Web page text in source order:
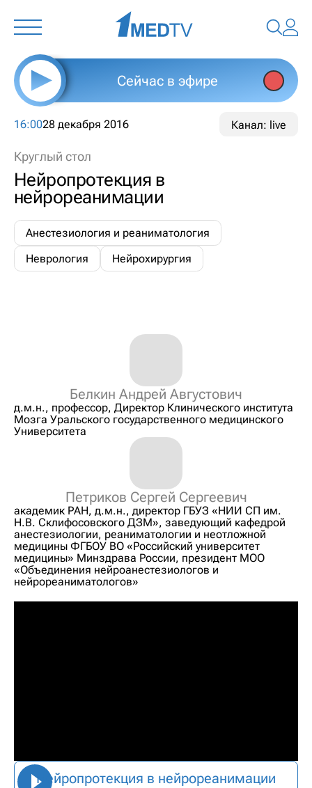
Сейчас в эфире
16:0028 декабря 2016 Канал: live
Круглый стол
Нейропротекция в
нейрореанимации
Анестезиология и реаниматология
Неврология
Нейрохирургия
Белкин Андрей Августович
д.м.н., профессор, Директор Клинического института
Мозга Уральского государственного медицинского
Университета
Петриков Сергей Сергеевич
академик РАН, д.м.н., директор ГБУЗ «НИИ СП им.
Н.В. Склифосовского ДЗМ», заведующий кафедрой
анестезиологии, реаниматологии и неотложной
медицины ФГБОУ ВО «Российский университет
медицины» Минздрава России, президент МОО
«Объединения нейроанестезиологов и
нейрореаниматологов»
Нейропротекция в нейрореанимации